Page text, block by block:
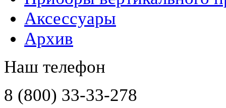
Аксессуары
Архив
Наш телефон
8 (800) 33-33-278